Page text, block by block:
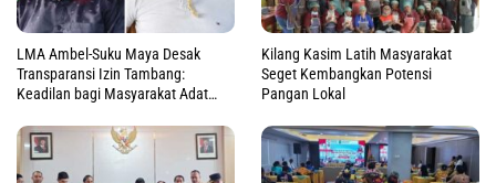
LMA Ambel-Suku Maya Desak
Transparansi Izin Tambang:
Keadilan bagi Masyarakat Adat
Kilang Kasim Latih Masyarakat
Seget Kembangkan Potensi
Pangan Lokal